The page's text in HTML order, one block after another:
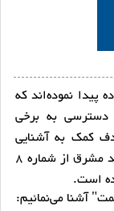
پیدا نموده‌اند که
دسترسی به برخی
کمک به آشنایی
بیشتر با نشریات مکتوب علمی، فصلنامه خورشید مشرق از شماره 8
است.
آشنا می‌نمائیم: